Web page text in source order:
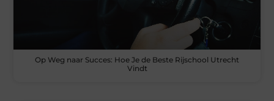
Op Weg naar Succes: Hoe Je de Beste Rijschool Utrecht
Vindt